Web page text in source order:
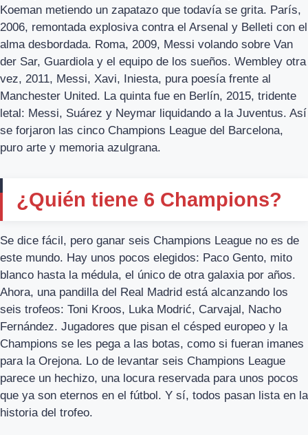
Koeman metiendo un zapatazo que todavía se grita. París,
2006, remontada explosiva contra el Arsenal y Belleti con el
alma desbordada. Roma, 2009, Messi volando sobre Van
der Sar, Guardiola y el equipo de los sueños. Wembley otra
vez, 2011, Messi, Xavi, Iniesta, pura poesía frente al
Manchester United. La quinta fue en Berlín, 2015, tridente
letal: Messi, Suárez y Neymar liquidando a la Juventus. Así
se forjaron las cinco Champions League del Barcelona,
puro arte y memoria azulgrana.
¿Quién tiene 6 Champions?
Se dice fácil, pero ganar seis Champions League no es de
este mundo. Hay unos pocos elegidos: Paco Gento, mito
blanco hasta la médula, el único de otra galaxia por años.
Ahora, una pandilla del Real Madrid está alcanzando los
seis trofeos: Toni Kroos, Luka Modrić, Carvajal, Nacho
Fernández. Jugadores que pisan el césped europeo y la
Champions se les pega a las botas, como si fueran imanes
para la Orejona. Lo de levantar seis Champions League
parece un hechizo, una locura reservada para unos pocos
que ya son eternos en el fútbol. Y sí, todos pasan lista en la
historia del trofeo.